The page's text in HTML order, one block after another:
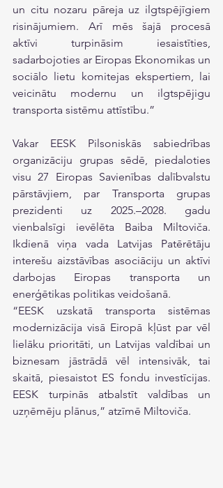
un citu nozaru pāreja uz ilgtspējīgiem
risinājumiem. Arī mēs šajā procesā
aktīvi turpināsim iesaistīties,
sadarbojoties ar Eiropas Ekonomikas un
sociālo lietu komitejas ekspertiem, lai
veicinātu modernu un ilgtspējigu
transporta sistēmu attīstību.”
Vakar EESK Pilsoniskās sabiedrības
organizāciju grupas sēdē, piedaloties
visu 27 Eiropas Savienības dalībvalstu
pārstāvjiem, par Transporta grupas
prezidenti uz 2025.–2028. gadu
vienbalsīgi ievēlēta Baiba Miltoviča.
Ikdienā viņa vada Latvijas Patērētāju
interešu aizstāvības asociāciju un aktīvi
darbojas Eiropas transporta un
enerģētikas politikas veidošanā.
“EESK uzskatā transporta sistēmas
modernizācija visā Eiropā kļūst par vēl
lielāku prioritāti, un Latvijas valdībai un
biznesam jāstrādā vēl intensivāk, tai
skaitā, piesaistot ES fondu investīcijas.
EESK turpinās atbalstīt valdības un
uzņēmēju plānus,” atzīmē Miltoviča.